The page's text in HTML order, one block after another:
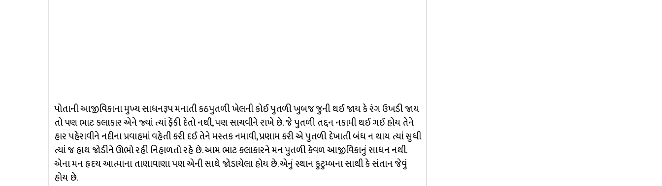
પોતાની આજીવિકાના મુખ્ય સાધનરૂપ મનાતી કઠપુતળી ખેલની કોઈ પુતળી ખુબજ જુની થઈ જાય કે રંગ ઉખડી જાય
તો પણ ભાટ કલાકાર એને જ્યાં ત્યાં ફેંકી દેતો નથી, પણ સાચવીને રાખે છે. જે પુતળી તદ્દન નકામી થઈ ગઈ હોય તેને
હાર પહેરાવીને નદીના પ્રવાહમાં વહેતી કરી દઈ તેને મસ્તક નમાવી, પ્રણામ કરી એ પુતળી દેખાતી બંધ ન થાય ત્યાં સુધી
ત્યાં જ હાથ જોડીને ઊભો રહી નિહાળતો રહે છે. આમ ભાટ કલાકારને મન પુતળી કેવળ આજીવિકાનું સાધન નથી.
એના મન હૃદય આત્માના તાણાવાણા પણ એની સાથે જોડાયેલા હોય છે. એનું સ્થાન કુટુમ્બના સાથી કે સંતાન જેવું
હોય છે.